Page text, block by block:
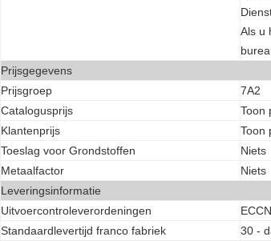
Als u
Prijsgegevens
Prijsgroep
7A2
Catalogusprijs
Toon
Klantenprijs
Toon
Toeslag voor Grondstoffen
Niets
Metaalfactor
Niets
Leveringsinformatie
Uitvoercontroleverordeningen
Standaardlevertijd franco fabriek
30 -